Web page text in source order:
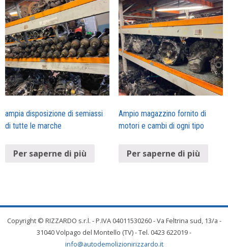
ampia disposizione di semiassi
di tutte le marche
Per saperne di più
Ampio magazzino fornito di
motori e cambi di ogni tipo
Per saperne di più
Copyright © RIZZARDO s.r.l. - P.IVA 04011530260 - Va Feltrina sud, 13/a -
31040 Volpago del Montello (TV) - Tel. 0423 622019 -
info@autodemolizionirizzardo.it